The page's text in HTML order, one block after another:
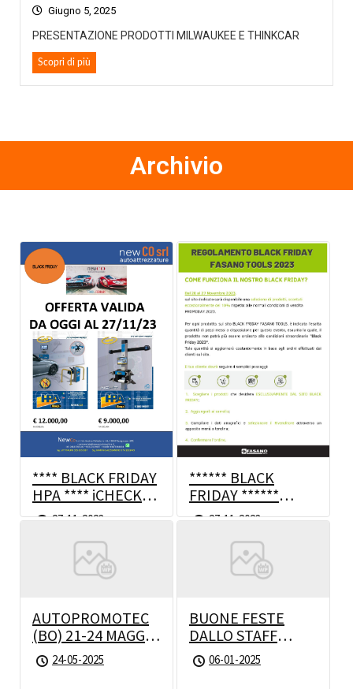
Giugno 5, 2025
PRESENTAZIONE PRODOTTI MILWAUKEE E THINKCAR
Scopri di più
Archivio
**** BLACK FRIDAY
HPA **** iCHECK
3.5 – C 880 iNEXT
27-11-2023
****** BLACK
FRIDAY ******
FASANO TOOLS
27-11-2023
AUTOPROMOTEC
(BO) 21-24 MAGGIO
* TI ASPETTIAMO!
24-05-2025
BUONE FESTE
DALLO STAFF
NEWCO!!
06-01-2025